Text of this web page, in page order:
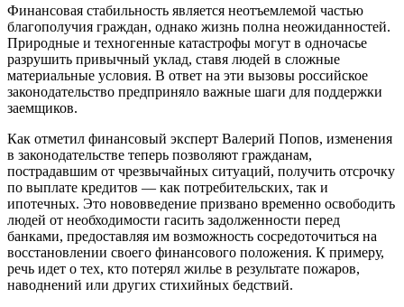
Финансовая стабильность является неотъемлемой частью
благополучия граждан, однако жизнь полна неожиданностей.
Природные и техногенные катастрофы могут в одночасье
разрушить привычный уклад, ставя людей в сложные
материальные условия. В ответ на эти вызовы российское
законодательство предприняло важные шаги для поддержки
заемщиков.
Как отметил финансовый эксперт Валерий Попов, изменения
в законодательстве теперь позволяют гражданам,
пострадавшим от чрезвычайных ситуаций, получить отсрочку
по выплате кредитов — как потребительских, так и
ипотечных. Это нововведение призвано временно освободить
людей от необходимости гасить задолженности перед
банками, предоставляя им возможность сосредоточиться на
восстановлении своего финансового положения. К примеру,
речь идет о тех, кто потерял жилье в результате пожаров,
наводнений или других стихийных бедствий.